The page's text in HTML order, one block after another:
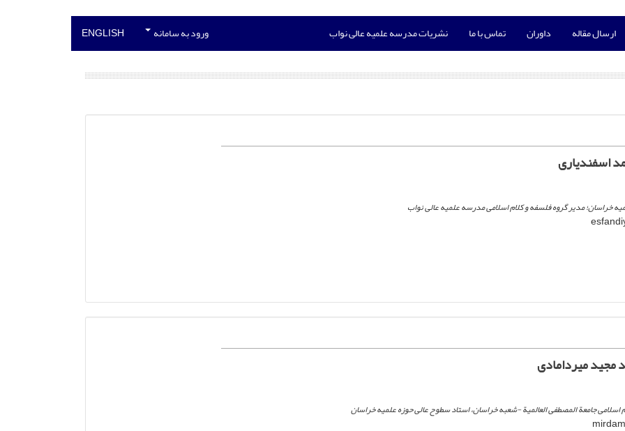
ارسال مقاله داوران تماس با ما نشریات مدرسه علمیه عالی نواب ورود به سامانه ENGLISH
اسفندیاری
خراسان؛ مدیر گروه فلسفه و کلام اسلامی مدرسه علمیه عالی نواب
مجید میردامادی
اسلامی جامعة المصطفی العالمیة -شعبه خراسان، استاد سطوح عالی حوزه علمیه خراسان